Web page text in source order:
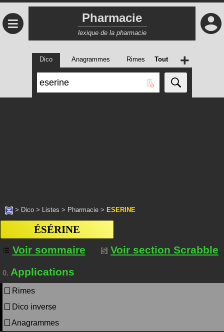
≡ Pharmacie
lexique de la pharmacie
Dico Anagrammes Rimes Tout +
> Dico > Listes > Pharmacie > ESERINE
ÉSÉRINE
Voir sommaire
Voir section Scrabble
0. Applications
Rimes
Dico inverse
Anagrammes